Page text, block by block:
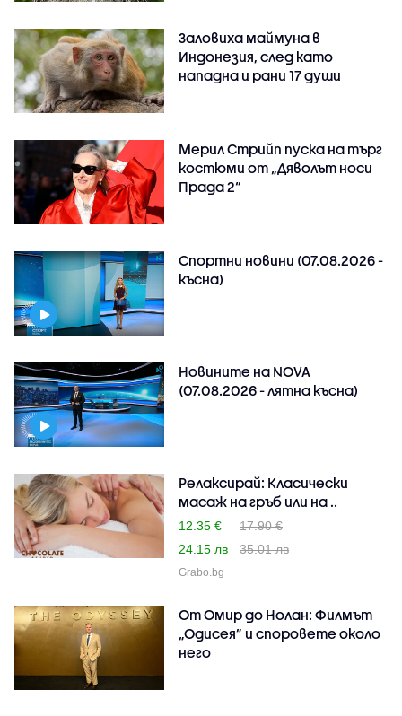
Заловиха маймуна в
Индонезия, след като
нападна и рани 17 души
Мерил Стрийп пуска на търг
костюми от „Дяволът носи
Прада 2“
Спортни новини (07.08.2026 -
късна)
Новините на NOVA
(07.08.2026 - лятна късна)
Релаксирай: Класически
масаж на гръб или на ..
12.35 €
17.90 €
24.15 лв
35.01 лв
Grabo.bg
От Омир до Нолан: Филмът
„Одисея” и споровете около
него